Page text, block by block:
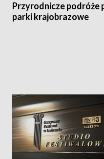
Przyrodnicze podróże
parki krajobrazowe